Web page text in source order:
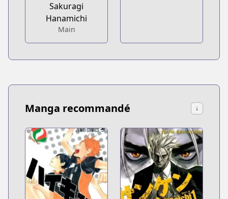
Sakuragi
Hanamichi
Main
Manga recommandé ↓